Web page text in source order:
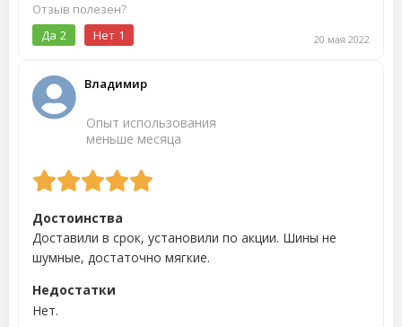
20 мая 2022
Отзыв полезен?
Да 2 Нет 1
Владимир
Опыт использования
меньше месяца
Достоинства
Доставили в срок, установили по акции. Шины не
шумные, достаточно мягкие.
Недостатки
Нет.